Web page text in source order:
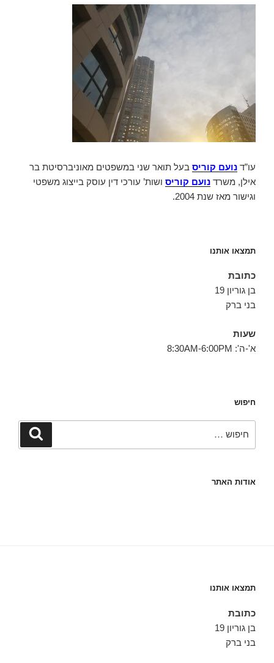
עו”ד נועם קוריס בעל תואר שני במשפטים מאוניברסיטת בר
אילן, משרד נועם קוריס ושות’ עורכי דין עוסק בייצוג משפטי
וגישור מאז שנת 2004.
תמצאו אותנו
כתובת
בן גוריון 19
בני ברק
שעות
א'-ה': 8:30AM-6:00PM
חיפוש
חיפוש
אודות האתר
תמצאו אותנו
כתובת
בן גוריון 19
בני ברק